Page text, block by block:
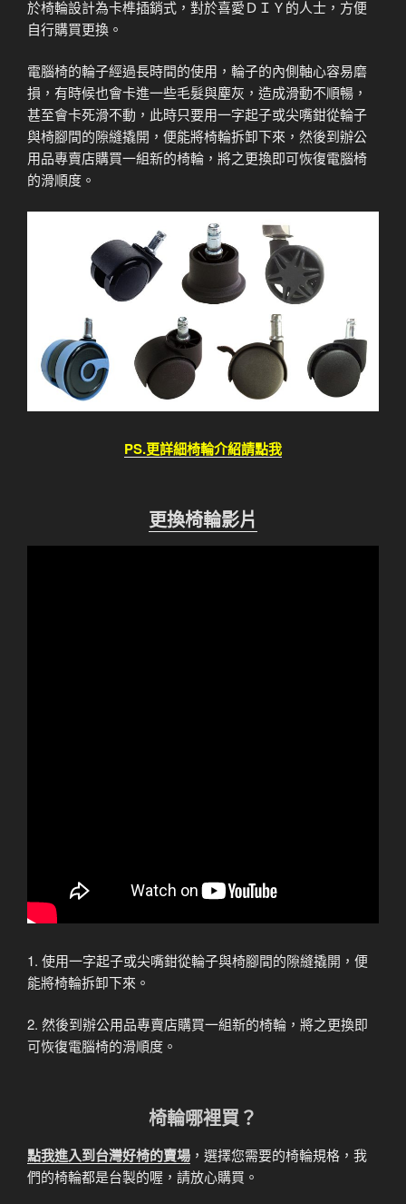
於椅輪設計為卡榫插銷式，對於喜愛ＤＩＹ的人士，方便
自行購買更換。
電腦椅的輪子經過長時間的使用，輪子的內側軸心容易磨
損，有時候也會卡進一些毛髮與塵灰，造成滑動不順暢，
甚至會卡死滑不動，此時只要用一字起子或尖嘴鉗從輪子
與椅腳間的隙縫撬開，便能將椅輪拆卸下來，然後到辦公
用品專賣店購買一組新的椅輪，將之更換即可恢復電腦椅
的滑順度。
PS.更詳細椅輪介紹請點我
更換椅輪影片
1. 使用一字起子或尖嘴鉗從輪子與椅腳間的隙縫撬開，便
能將椅輪拆卸下來。
2. 然後到辦公用品專賣店購買一組新的椅輪，將之更換即
可恢復電腦椅的滑順度。
椅輪哪裡買？
點我進入到台灣好椅的賣場 ，選擇您需要的椅輪規格，我
們的椅輪都是台製的喔，請放心購買。